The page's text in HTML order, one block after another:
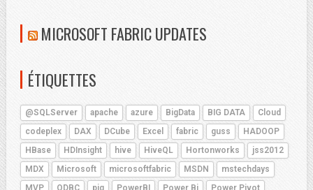
MICROSOFT FABRIC UPDATES
ÉTIQUETTES
@SQLServer apache azure BigData BIG DATA
Cloud
codeplex
DAX DCube Excel fabric guss
HADOOP
HBase
HDInsight hive HiveQL Hortonworks
jss2012
MDX
Microsoft microsoftfabric MSDN
mstechdays